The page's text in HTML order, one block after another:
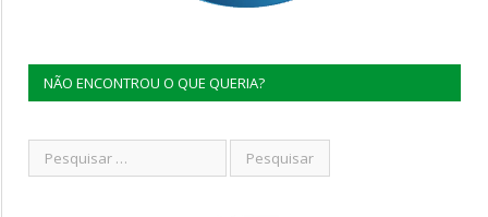
NÃO ENCONTROU O QUE QUERIA?